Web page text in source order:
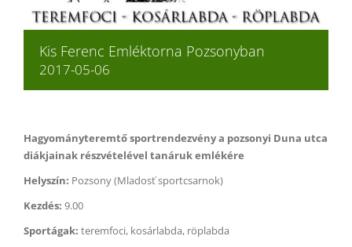
Kis Ferenc Emléktorna Pozsonyban
2017-05-06
Hagyományteremtő sportrendezvény a pozsonyi Duna utca
diákjainak részvételével tanáruk emlékére
Helyszín: Pozsony (Mladosť sportcsarnok)
Kezdés: 9.00
Sportágak: teremfoci, kosárlabda, röplabda